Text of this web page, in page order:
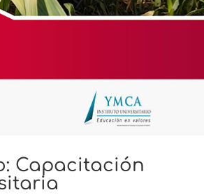
Capacitación